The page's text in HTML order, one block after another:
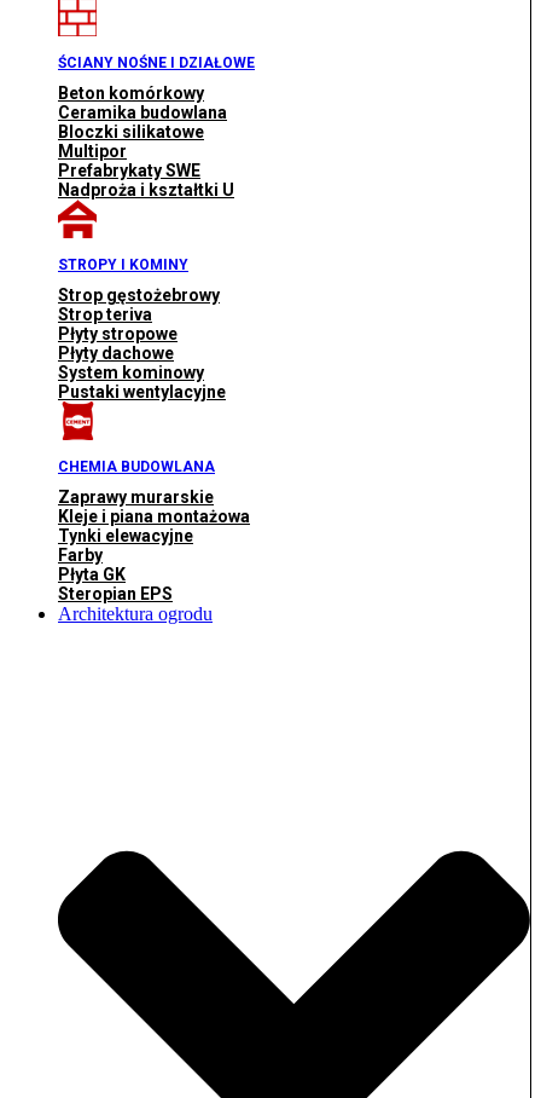
ŚCIANY NOŚNE I DZIAŁOWE
Beton komórkowy
Ceramika budowlana
Bloczki silikatowe
Multipor
Prefabrykaty SWE
Nadproża i kształtki U
STROPY I KOMINY
Strop gęstożebrowy
Strop teriva
Płyty stropowe
Płyty dachowe
System kominowy
Pustaki wentylacyjne
CHEMIA BUDOWLANA
Zaprawy murarskie
Kleje i piana montażowa
Tynki elewacyjne
Farby
Płyta GK
Steropian EPS
Architektura ogrodu